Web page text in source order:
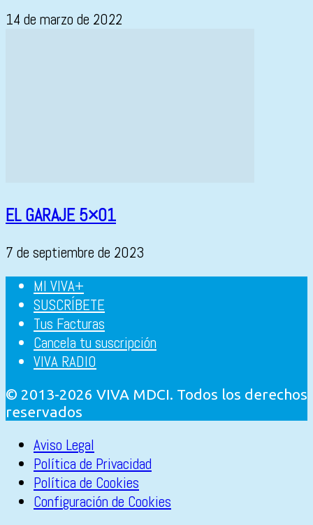
14 de marzo de 2022
EL GARAJE 5×01
7 de septiembre de 2023
MI VIVA+
SUSCRÍBETE
Tus Facturas
Cancela tu suscripción
VIVA RADIO
© 2013-2026 VIVA MDCI. Todos los derechos
reservados
Aviso Legal
Política de Privacidad
Política de Cookies
Configuración de Cookies